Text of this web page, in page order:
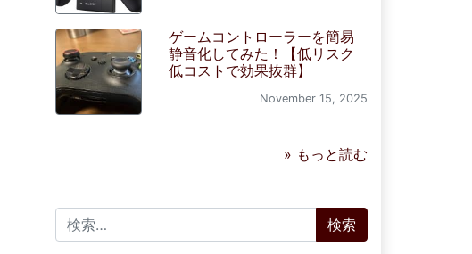
ゲームコントローラーを簡易
静音化してみた！【低リスク
低コストで効果抜群】
November 15, 2025
» もっと読む
検索: